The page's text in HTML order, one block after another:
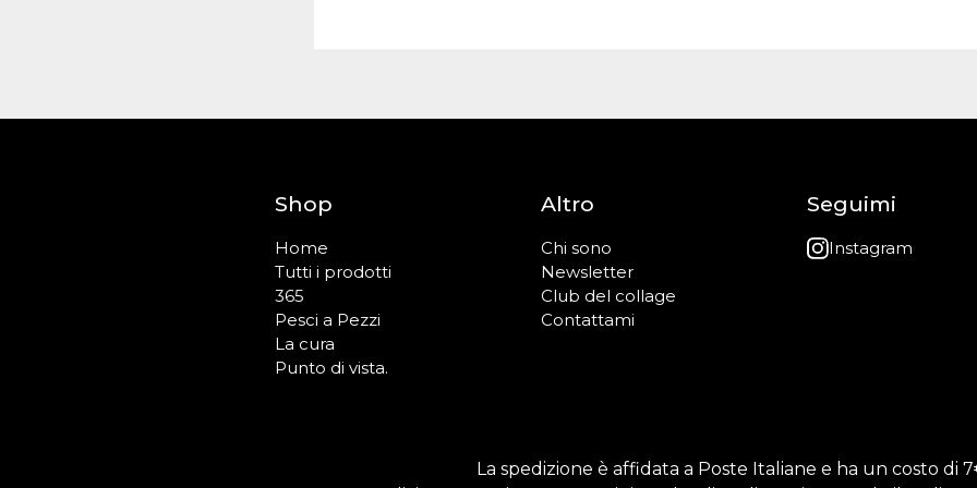
Shop
Home
Tutti i prodotti
365
Pesci a Pezzi
La cura
Punto di vista.
Altro
Chi sono
Newsletter
Club del collage
Contattami
Seguimi
Instagram
La spedizione è affidata a Poste Italiane e ha un costo di